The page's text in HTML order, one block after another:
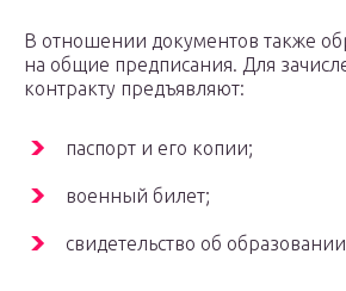
В отношении документов также
на общие предписания. Для
контракту предъявляют:
паспорт и его копии;
военный билет;
свидетельство об